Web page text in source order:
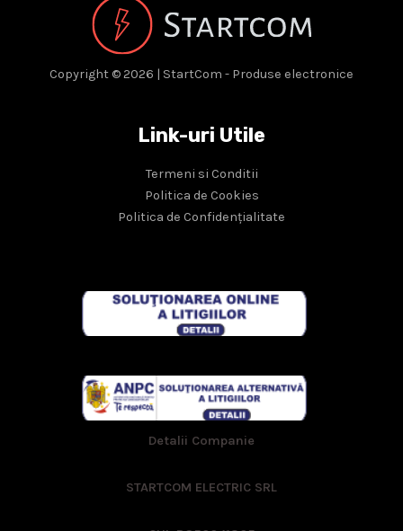
Copyright © 2026 | StartCom - Produse electronice
Link-uri Utile
Termeni si Conditii
Politica de Cookies
Politica de Confidențialitate
Detalii Companie
STARTCOM ELECTRIC SRL